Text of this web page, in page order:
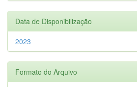
Data de Disponibilização
2023
Formato do Arquivo